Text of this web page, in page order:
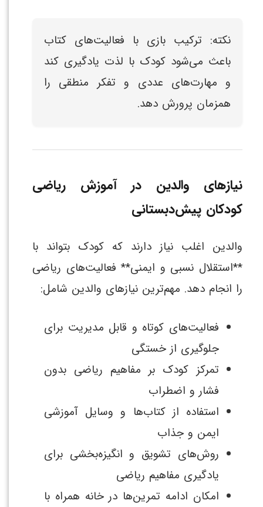
نکته: ترکیب بازی با فعالیت‌های کتاب
باعث می‌شود کودک با لذت یادگیری کند
و مهارت‌های عددی و تفکر منطقی را
همزمان پرورش دهد.
نیازهای والدین در آموزش ریاضی
کودکان پیش‌دبستانی
والدین اغلب نیاز دارند که کودک بتواند با
**استقلال نسبی و ایمنی** فعالیت‌های ریاضی
را انجام دهد. مهم‌ترین نیازهای والدین شامل:
فعالیت‌های کوتاه و قابل مدیریت برای
جلوگیری از خستگی
تمرکز کودک بر مفاهیم ریاضی بدون
فشار و اضطراب
استفاده از کتاب‌ها و وسایل آموزشی
ایمن و جذاب
روش‌های تشویق و انگیزه‌بخشی برای
یادگیری مفاهیم ریاضی
امکان ادامه تمرین‌ها در خانه همراه با